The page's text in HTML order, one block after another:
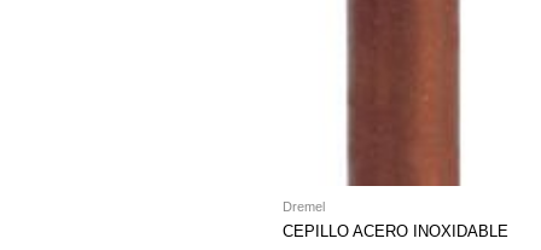
Dremel
CEPILLO ACERO INOXIDABLE